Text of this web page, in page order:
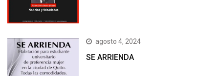
agosto 4, 2024
SE ARRIENDA